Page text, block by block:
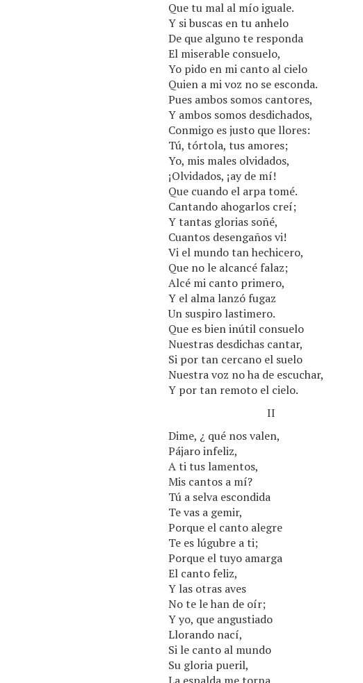
Que tu mal al mío iguale.
Y si buscas en tu anhelo
De que alguno te responda
El miserable consuelo,
Yo pido en mi canto al cielo
Quien a mi voz no se esconda.
Pues ambos somos cantores,
Y ambos somos desdichados,
Conmigo es justo que llores:
Tú, tórtola, tus amores;
Yo, mis males olvidados,
¡Olvidados, ¡ay de mí!
Que cuando el arpa tomé.
Cantando ahogarlos creí;
Y tantas glorias soñé,
Cuantos desengaños vi!
Vi el mundo tan hechicero,
Que no le alcancé falaz;
Alcé mi canto primero,
Y el alma lanzó fugaz
Un suspiro lastimero.
Que es bien inútil consuelo
Nuestras desdichas cantar,
Si por tan cercano el suelo
Nuestra voz no ha de escuchar,
Y por tan remoto el cielo.
II
Dime, ¿ qué nos valen,
Pájaro infeliz,
A ti tus lamentos,
Mis cantos a mí?
Tú a selva escondida
Te vas a gemir,
Porque el canto alegre
Te es lúgubre a ti;
Porque el tuyo amarga
El canto feliz,
Y las otras aves
No te le han de oír;
Y yo, que angustiado
Llorando nací,
Si le canto al mundo
Su gloria pueril,